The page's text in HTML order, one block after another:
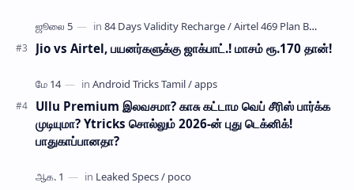
Jio vs Airtel, பயனர்களுக்கு ஜாக்பாட்.! மாசம் ரூ.170 தான்!
Ullu Premium இலவசமா? காசு கட்டாம வெப் சீரிஸ் பார்க்க
முடியுமா? Ytricks சொல்லும் 2026-ன் புது டெக்னிக்!
பாதுகாப்பானதா?